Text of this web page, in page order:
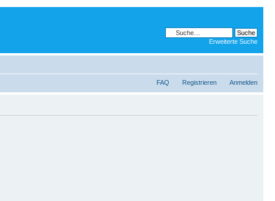
Erweiterte Suche
FAQ Registrieren Anmelden